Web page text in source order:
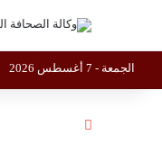
الجمعة - 7 أغسطس 2026